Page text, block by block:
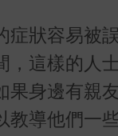
狀容易被
這樣的人
身邊有親
導他們一